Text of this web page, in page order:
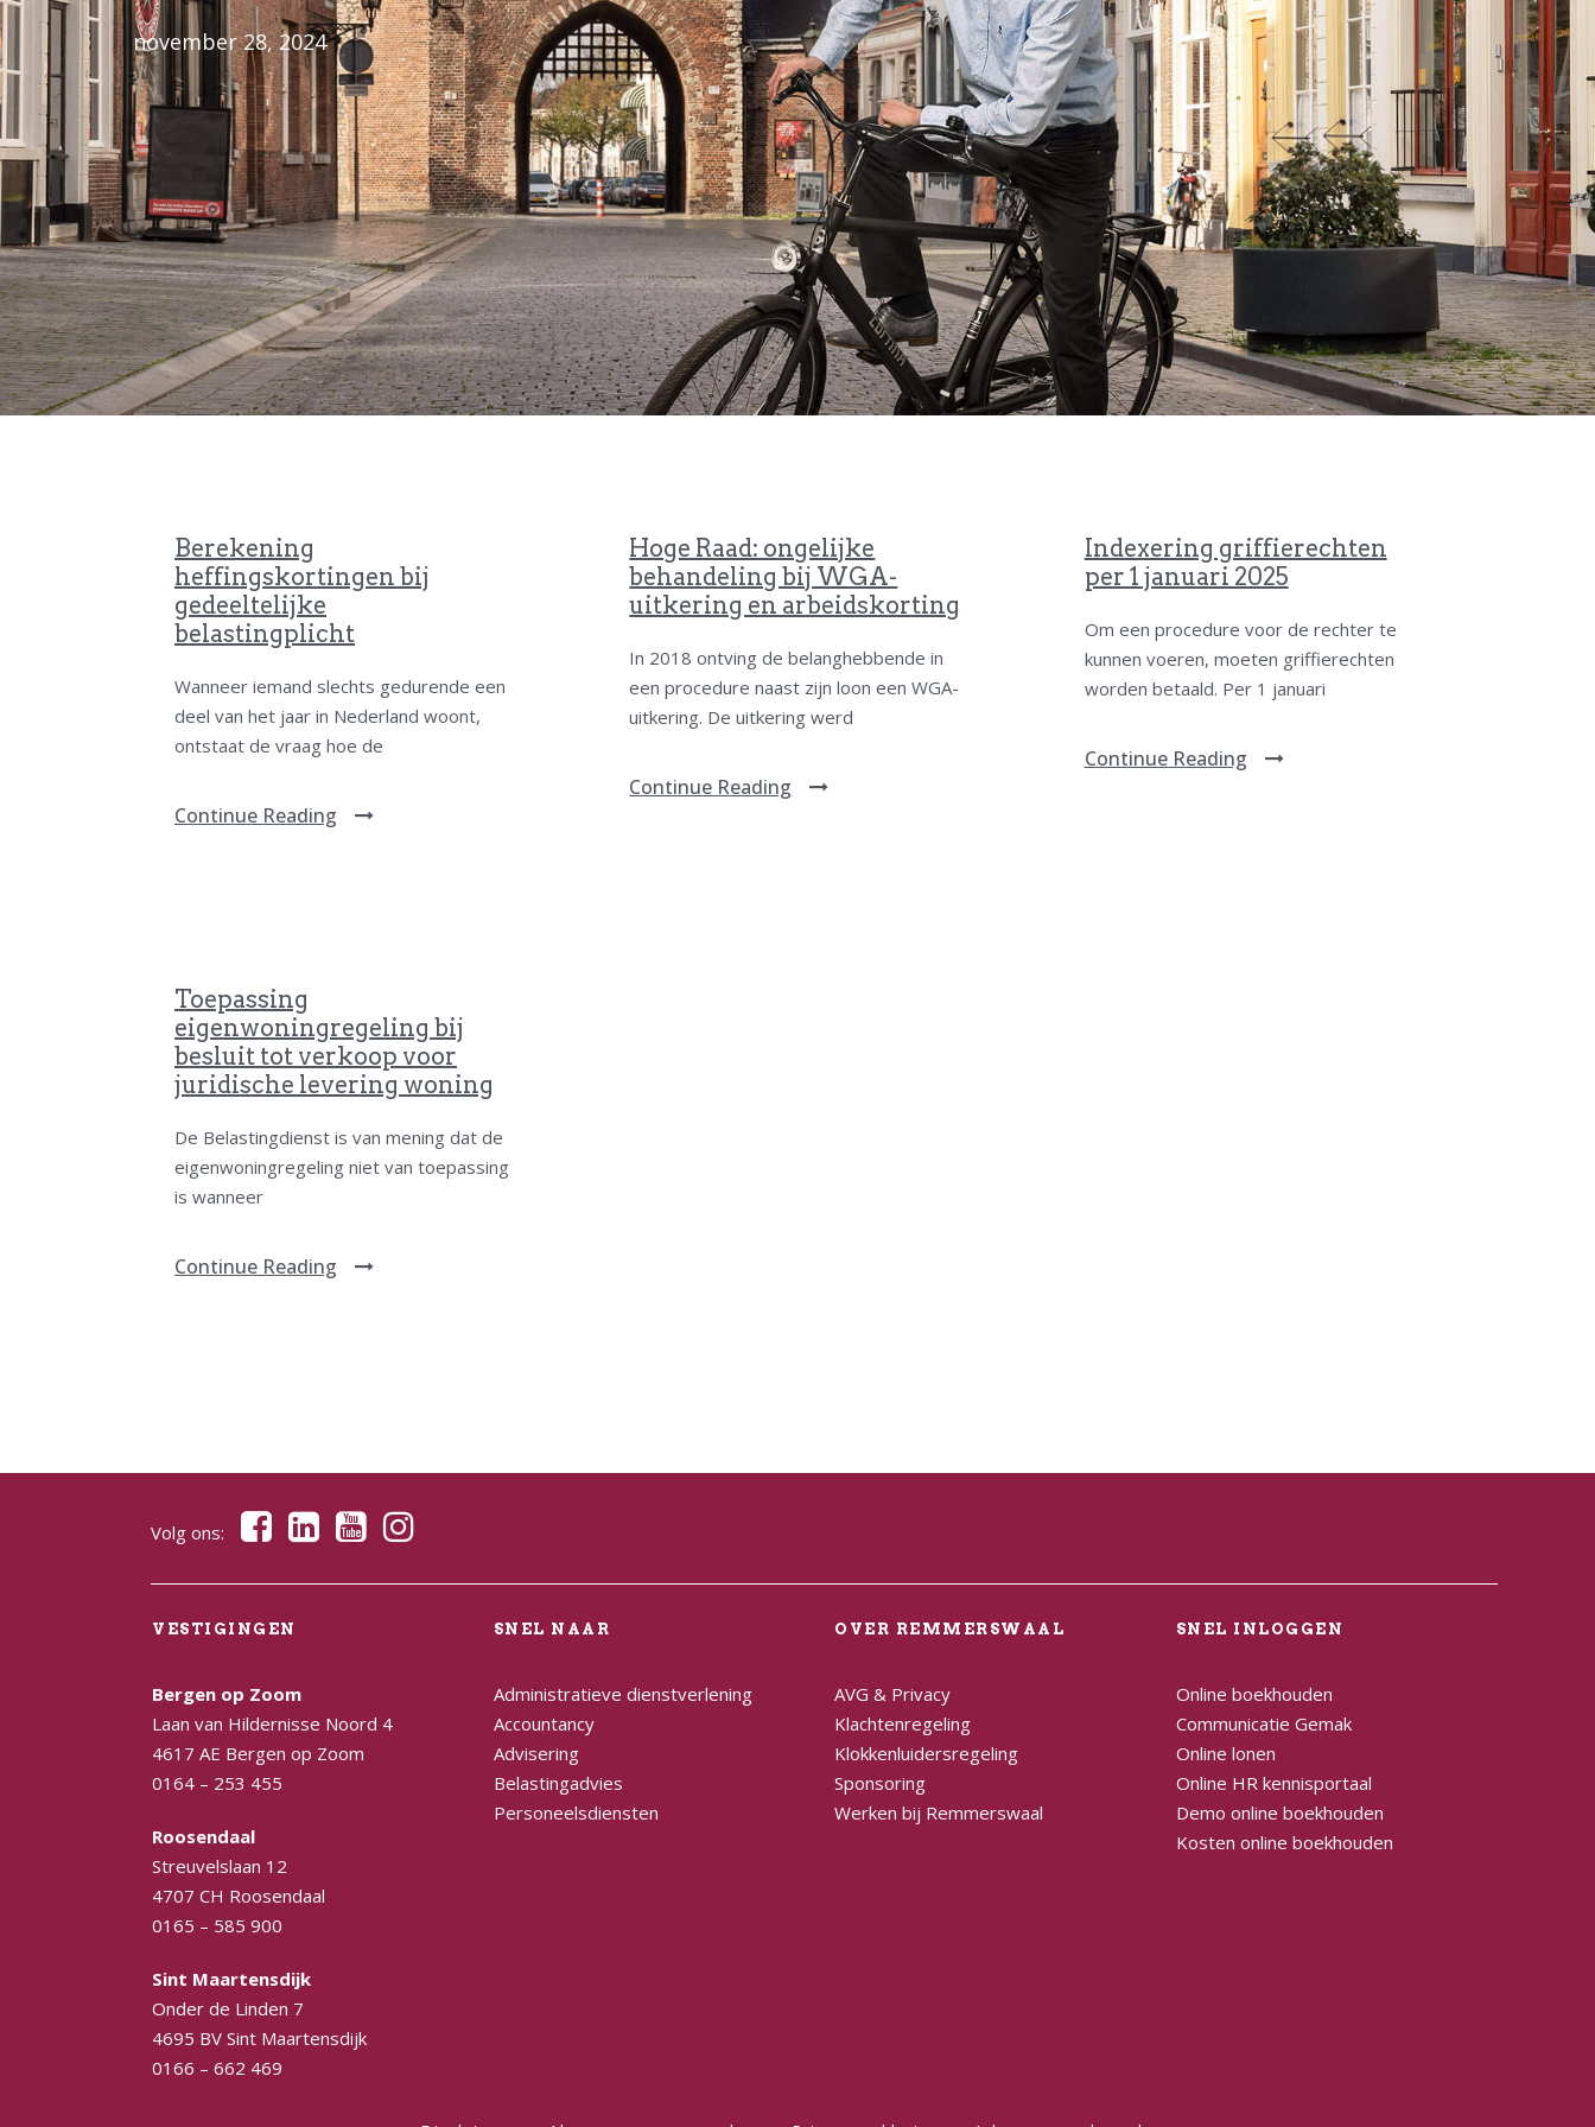
november 28, 2024
Berekening
heffingskortingen bij
gedeeltelijke
belastingplicht
Wanneer iemand slechts gedurende een
deel van het jaar in Nederland woont,
ontstaat de vraag hoe de
Continue Reading
Hoge Raad: ongelijke
behandeling bij WGA-
uitkering en arbeidskorting
In 2018 ontving de belanghebbende in
een procedure naast zijn loon een WGA-
uitkering. De uitkering werd
Continue Reading
Indexering griffierechten
per 1 januari 2025
Om een procedure voor de rechter te
kunnen voeren, moeten griffierechten
worden betaald. Per 1 januari
Continue Reading
Toepassing
eigenwoningregeling bij
besluit tot verkoop voor
juridische levering woning
De Belastingdienst is van mening dat de
eigenwoningregeling niet van toepassing
is wanneer
Continue Reading
Volg ons:
VESTIGINGEN
Bergen op Zoom
Laan van Hildernisse Noord 4
4617 AE Bergen op Zoom
0164 – 253 455
Roosendaal
Streuvelslaan 12
4707 CH Roosendaal
0165 – 585 900
Sint Maartensdijk
Onder de Linden 7
4695 BV Sint Maartensdijk
0166 – 662 469
SNEL NAAR
Administratieve dienstverlening
Accountancy
Advisering
Belastingadvies
Personeelsdiensten
OVER REMMERSWAAL
AVG & Privacy
Klachtenregeling
Klokkenluidersregeling
Sponsoring
Werken bij Remmerswaal
SNEL INLOGGEN
Online boekhouden
Communicatie Gemak
Online lonen
Online HR kennisportaal
Demo online boekhouden
Kosten online boekhouden